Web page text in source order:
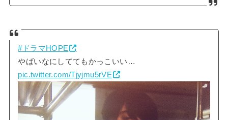
#ドラマHOPE
やばいなにしててもかっこいい…
pic.twitter.com/Tjyjmu5rVE